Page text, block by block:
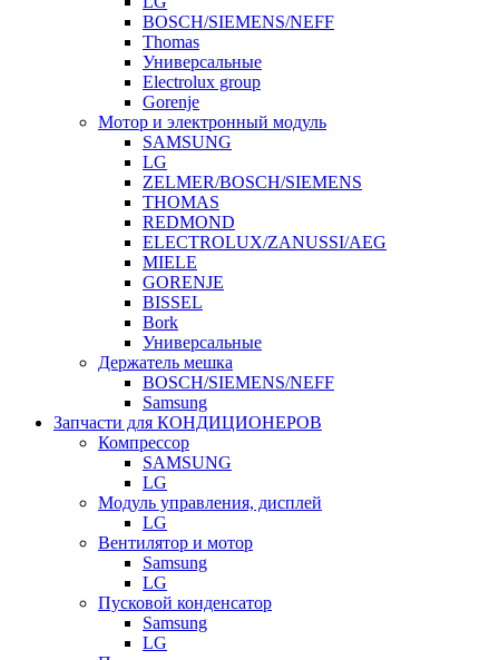
BOSCH/SIEMENS/NEFF
Thomas
Универсальные
Electrolux group
Gorenje
Мотор и электронный модуль
SAMSUNG
LG
ZELMER/BOSCH/SIEMENS
THOMAS
REDMOND
ELECTROLUX/ZANUSSI/AEG
MIELE
GORENJE
BISSEL
Bork
Универсальные
Держатель мешка
BOSCH/SIEMENS/NEFF
Samsung
Запчасти для КОНДИЦИОНЕРОВ
Компрессор
SAMSUNG
LG
Модуль управления, дисплей
LG
Вентилятор и мотор
Samsung
LG
Пусковой конденсатор
Samsung
LG